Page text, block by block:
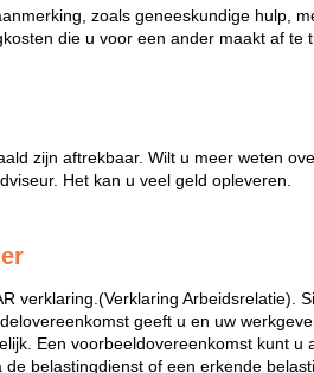
zoals geneeskundige hulp,
die u voor een ander maakt af te
zijn aftrekbaar. Wilt u meer weten
Het kan u veel geld opleveren.
verklaring.(Verklaring Arbeidsrelatie).
geeft u en uw
Een voorbeeldovereenkomst kunt u
belastingdienst of een erkende